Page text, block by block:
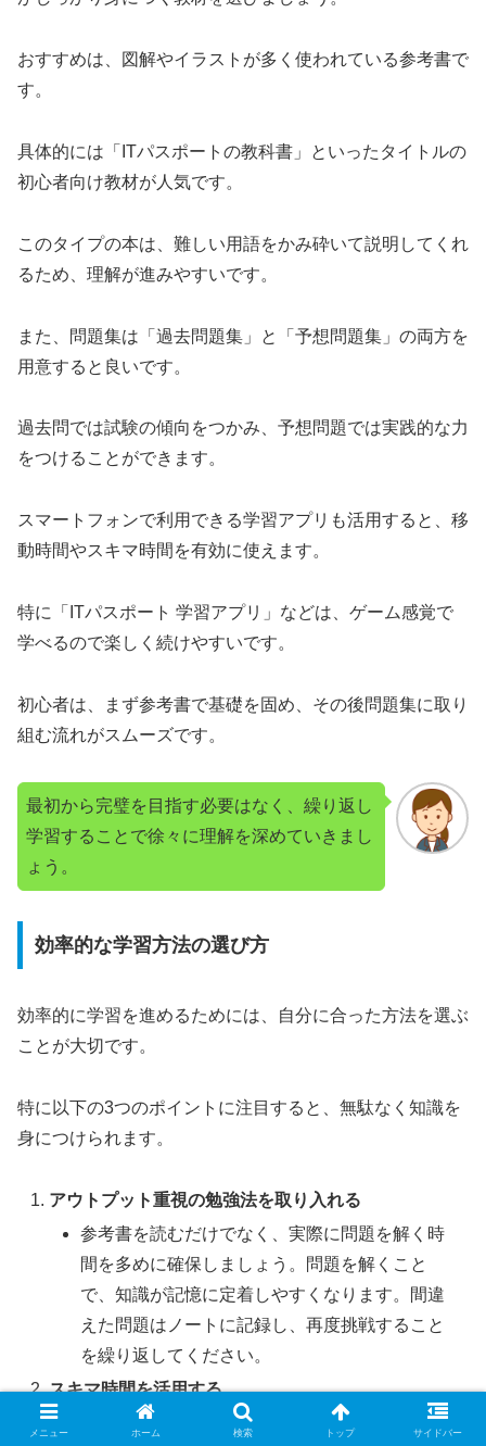
おすすめは、図解やイラストが多く使われている参考書で
す。
具体的には「ITパスポートの教科書」といったタイトルの
初心者向け教材が人気です。
このタイプの本は、難しい用語をかみ砕いて説明してくれ
るため、理解が進みやすいです。
また、問題集は「過去問題集」と「予想問題集」の両方を
用意すると良いです。
過去問では試験の傾向をつかみ、予想問題では実践的な力
をつけることができます。
スマートフォンで利用できる学習アプリも活用すると、移
動時間やスキマ時間を有効に使えます。
特に「ITパスポート 学習アプリ」などは、ゲーム感覚で
学べるので楽しく続けやすいです。
初心者は、まず参考書で基礎を固め、その後問題集に取り
組む流れがスムーズです。
最初から完璧を目指す必要はなく、繰り返し
学習することで徐々に理解を深めていきまし
ょう。
効率的な学習方法の選び方
効率的に学習を進めるためには、自分に合った方法を選ぶ
ことが大切です。
特に以下の3つのポイントに注目すると、無駄なく知識を
身につけられます。
アウトプット重視の勉強法を取り入れる
参考書を読むだけでなく、実際に問題を解く時
間を多めに確保しましょう。問題を解くこと
で、知識が記憶に定着しやすくなります。間違
えた問題はノートに記録し、再度挑戦すること
を繰り返してください。
スキマ時間を活用する
学習アプリや音声講座を使えば、通勤時間や休
メニュー ホーム 検索 トップ サイドバー